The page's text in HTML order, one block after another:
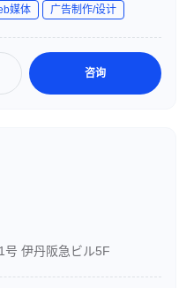
媒体 广告制作/设计
咨询
号 伊丹阪急ビル5F